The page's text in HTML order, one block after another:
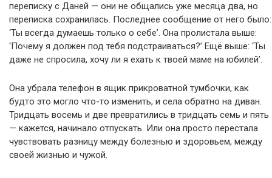
переписку с Даней — они не общались уже месяца два, но
переписка сохранилась. Последнее сообщение от него было:
‘Ты всегда думаешь только о себе’. Она пролистала выше:
‘Почему я должен под тебя подстраиваться?’ Ещё выше: ‘Ты
даже не спросила, хочу ли я ехать к твоей маме на юбилей’.
Она убрала телефон в ящик прикроватной тумбочки, как
будто это могло что-то изменить, и села обратно на диван.
Тридцать восемь и две превратились в тридцать семь и пять
— кажется, начинало отпускать. Или она просто перестала
чувствовать разницу между болезнью и здоровьем, между
своей жизнью и чужой.